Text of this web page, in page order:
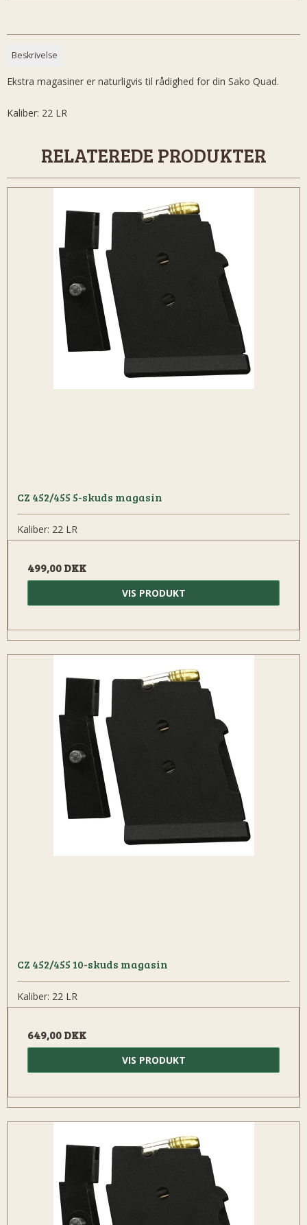
Beskrivelse
Ekstra magasiner er naturligvis til rådighed for din Sako Quad.
Kaliber: 22 LR
RELATEREDE PRODUKTER
CZ 452/455 5-skuds magasin
Kaliber: 22 LR
499,00 DKK
VIS PRODUKT
CZ 452/455 10-skuds magasin
Kaliber: 22 LR
649,00 DKK
VIS PRODUKT